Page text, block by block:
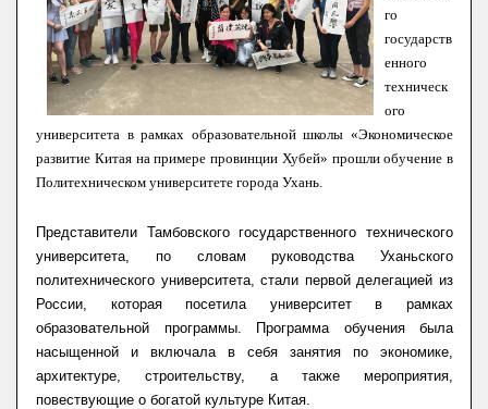
го
государств
енного
техническ
ого
университета в рамках образовательной школы «Экономическое
развитие Китая на примере провинции Хубей» прошли обучение в
Политехническом университете города Ухань.
Представители Тамбовского государственного технического
университета, по словам руководства Уханьского
политехнического университета, стали первой делегацией из
России, которая посетила университет в рамках
образовательной программы. Программа обучения была
насыщенной и включала в себя занятия по экономике,
архитектуре, строительству, а также мероприятия,
повествующие о богатой культуре Китая.